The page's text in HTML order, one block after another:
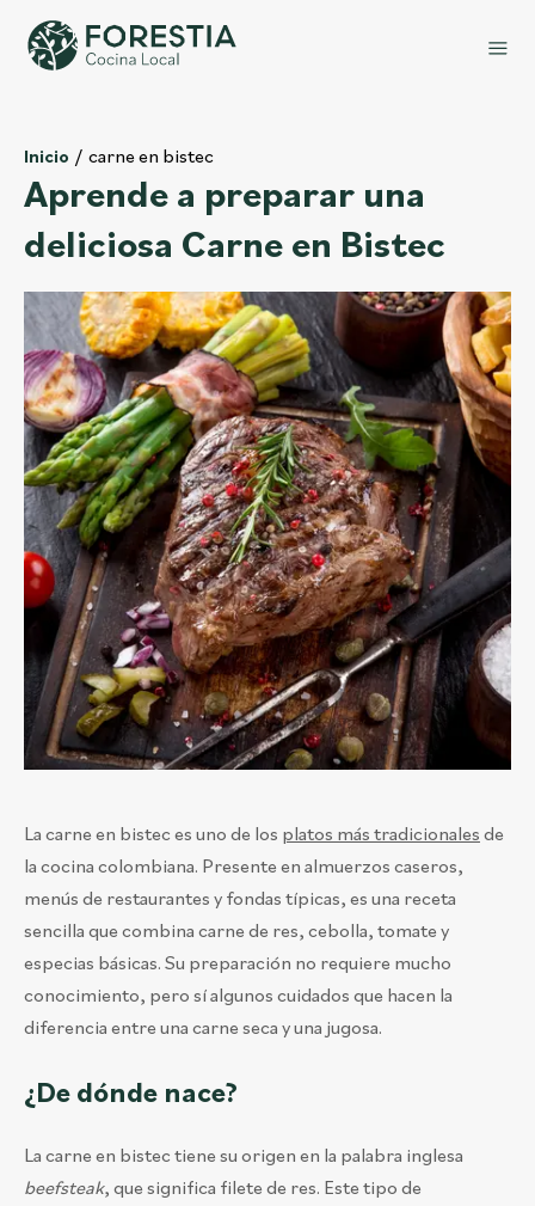
Inicio carne en bistec
Aprende a preparar una
deliciosa Carne en Bistec
La carne en bistec es uno de los platos más tradicionales de
la cocina colombiana. Presente en almuerzos caseros,
menús de restaurantes y fondas típicas, es una receta
sencilla que combina carne de res, cebolla, tomate y
especias básicas. Su preparación no requiere mucho
conocimiento, pero sí algunos cuidados que hacen la
diferencia entre una carne seca y una jugosa.
¿De dónde nace?
La carne en bistec tiene su origen en la palabra inglesa
beefsteak, que significa filete de res. Este tipo de